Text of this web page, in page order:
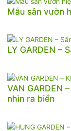
Mẫu sân vườn
LY GARDEN –
VAN GARDEN
nhìn ra biển